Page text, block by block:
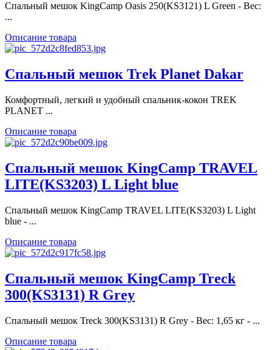
Спальный мешок KingCamp Oasis 250(KS3121) L Green - Вес:
...
Описание товара
Спальный мешок Trek Planet Dakar
Комфортный, легкий и удобный спальник-кокон TREK
PLANET ...
Описание товара
Спальный мешок KingCamp TRAVEL
LITE(KS3203) L Light blue
Спальный мешок KingCamp TRAVEL LITE(KS3203) L Light
blue - ...
Описание товара
Спальный мешок KingCamp Treck
300(KS3131) R Grey
Спальный мешок Treck 300(KS3131) R Grey - Вес: 1,65 кг - ...
Описание товара